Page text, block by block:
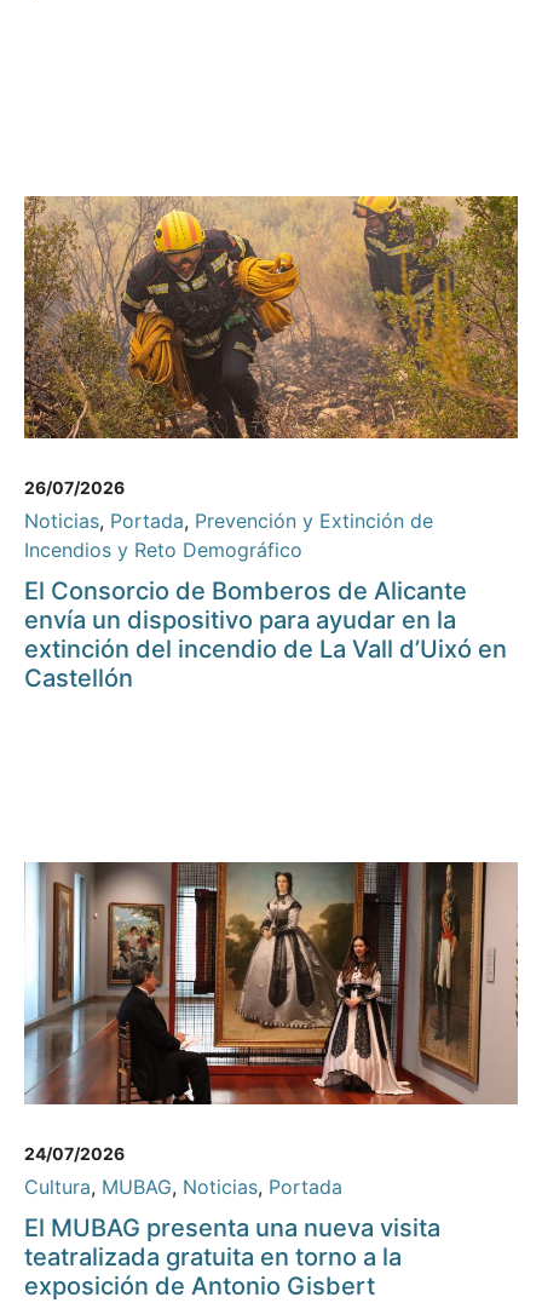
26/07/2026
Noticias, Portada, Prevención y Extinción de
Incendios y Reto Demográfico
El Consorcio de Bomberos de Alicante
envía un dispositivo para ayudar en la
extinción del incendio de La Vall d’Uixó en
Castellón
24/07/2026
Cultura, MUBAG, Noticias, Portada
El MUBAG presenta una nueva visita
teatralizada gratuita en torno a la
exposición de Antonio Gisbert